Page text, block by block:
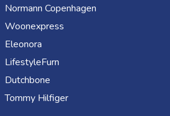
Normann Copenhagen
Woonexpress
Eleonora
LifestyleFurn
Dutchbone
Tommy Hilfiger